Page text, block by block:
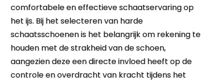
comfortabele en effectieve schaatservaring op
het ijs. Bij het selecteren van harde
schaatsschoenen is het belangrijk om rekening te
houden met de strakheid van de schoen,
aangezien deze een directe invloed heeft op de
controle en overdracht van kracht tijdens het